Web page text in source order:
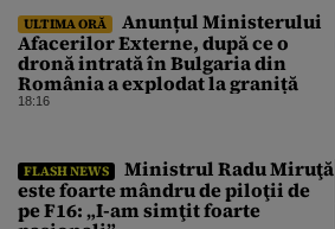
ULTIMA ORĂ
Anunțul Ministerului
Afacerilor Externe, după ce o
dronă intrată în Bulgaria din
România a explodat la graniță
18:16
FLASH NEWS
Ministrul Radu Miruţă
este foarte mândru de piloţii de
pe F16: „I-am simţit foarte